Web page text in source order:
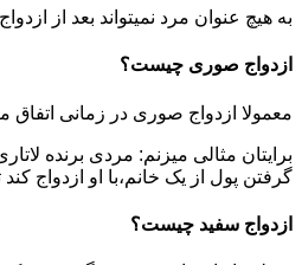
به هیچ عنوان مرد نمیتواند بعد از
ازدواج صوری چیست؟
معمولا ازدواج صوری در زمانی
برایتان مثالی میزنم: مردی برنده
گرفتن پول از یک خانم،با او ازدواج
ازدواج سفید چیست؟